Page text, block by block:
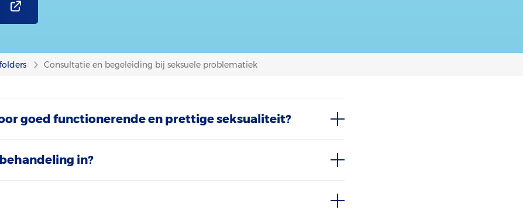
Consultatie en begeleiding bij seksuele problematiek
goed functionerende en prettige seksualiteit?
in?